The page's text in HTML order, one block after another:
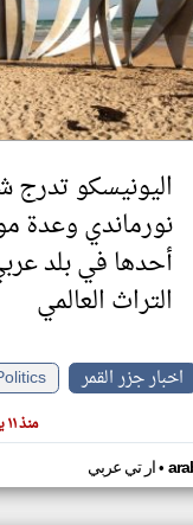
اليونيسكو
نورماندي وعدة
أحدها في بلد
التراث العالمي
اخبار جزر القمر
منذ ١١ يوم
ار تي عربي•